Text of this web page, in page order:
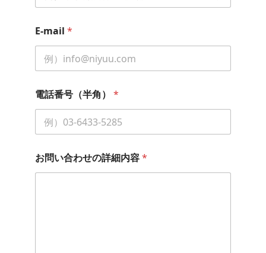
問
い
わ
の
詳
細
容
フ
E-mail *
電話番号（半角） *
お問い合わせの詳細内容*